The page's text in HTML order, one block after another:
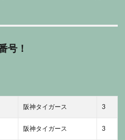
号！
阪神タイガース 3
阪神タイガース 3